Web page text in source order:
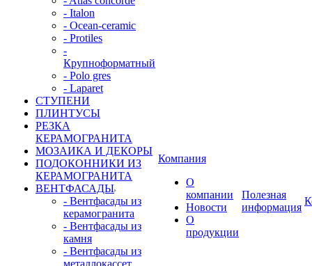
- Italon
- Ocean-ceramic
- Protiles
-
Крупноформатный
- Polo gres
- Laparet
СТУПЕНИ
ПЛИНТУСЫ
РЕЗКА
КЕРАМОГРАНИТА
МОЗАИКА И ДЕКОРЫ
ПОДОКОННИКИ ИЗ
КЕРАМОГРАНИТА
ВЕНТФАСАДЫ
- Вентфасады из
керамогранита
- Вентфасады из
камня
- Вентфасады из
металлокассет
Компания
О
компании
Новости
О
продукции
Полезная
информация